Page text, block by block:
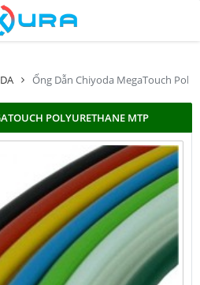
Ống Dẫn Chiyoda MegaTouch
POLYURETHANE MTP